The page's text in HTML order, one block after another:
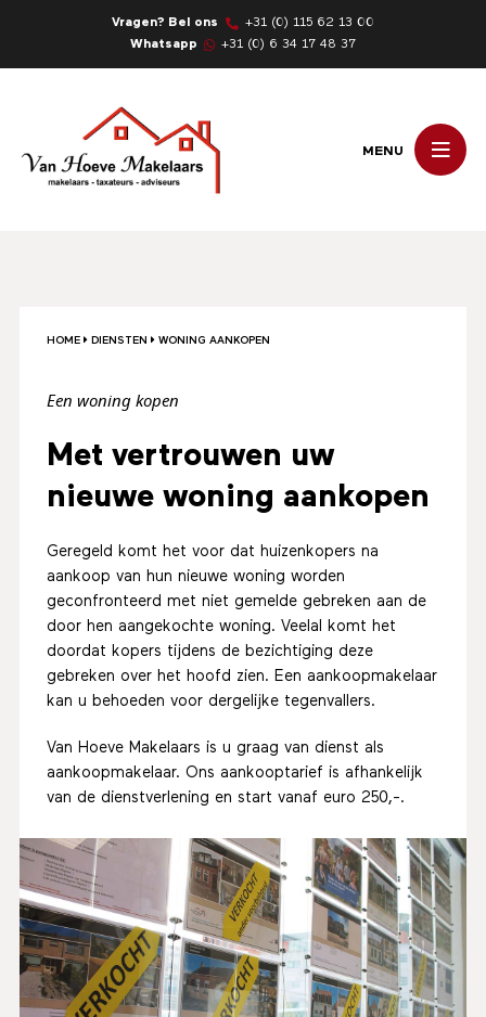
Vragen? Bel ons
+31 (0) 115 62 13 00
Whatsapp
+31 (0) 6 34 17 48 37
MENU
HOME DIENSTEN WONING AANKOPEN
Een woning kopen
Met vertrouwen uw
nieuwe woning aankopen
Geregeld komt het voor dat huizenkopers na
aankoop van hun nieuwe woning worden
geconfronteerd met niet gemelde gebreken aan de
door hen aangekochte woning. Veelal komt het
doordat kopers tijdens de bezichtiging deze
gebreken over het hoofd zien. Een aankoopmakelaar
kan u behoeden voor dergelijke tegenvallers.
Van Hoeve Makelaars is u graag van dienst als
aankoopmakelaar. Ons aankooptarief is afhankelijk
van de dienstverlening en start vanaf euro 250,-.